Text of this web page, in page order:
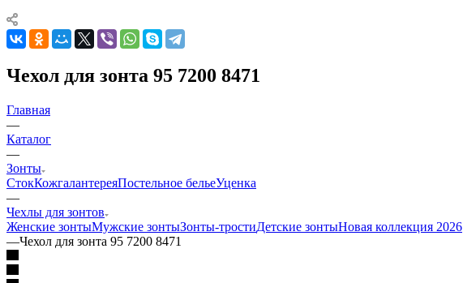
Чехол для зонта 95 7200 8471
Главная
—
Каталог
—
Зонты
СтокКожгалантереяПостельное бельеУценка
—
Чехлы для зонтов
Женские зонтыМужские зонтыЗонты-тростиДетские зонтыНовая коллекция 2026
—Чехол для зонта 95 7200 8471